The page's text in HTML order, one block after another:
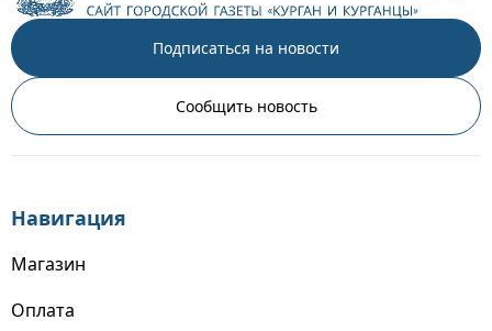
Подписаться на новости
Сообщить новость
Навигация
Магазин
Оплата